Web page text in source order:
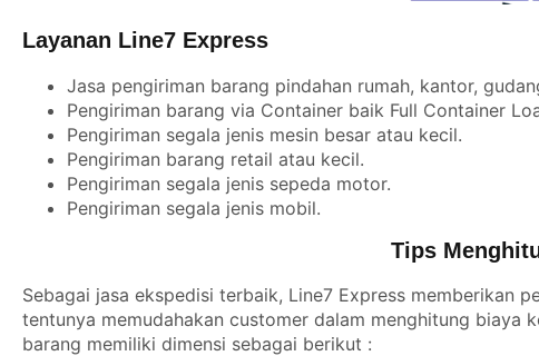
Layanan Line7 Express
Jasa pengiriman barang pindahan rumah, kantor,
Pengiriman barang via Container baik Full Container
Pengiriman segala jenis mesin besar atau kecil.
Pengiriman barang retail atau kecil.
Pengiriman segala jenis sepeda motor.
Pengiriman segala jenis mobil.
Tips
Sebagai jasa ekspedisi terbaik, Line7 Express memberikan
tentunya memudahakan customer dalam menghitung biaya
barang memiliki dimensi sebagai berikut :